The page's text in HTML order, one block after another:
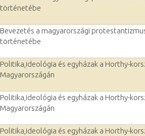
történetébe
Bevezetés a magyarországi
történetébe
Politika,ideológia és egyházak a Horthy-
Magyarországán
Politika,ideológia és egyházak a Horthy-
Magyarországán
Politika,ideológia és egyházak a Horthy-